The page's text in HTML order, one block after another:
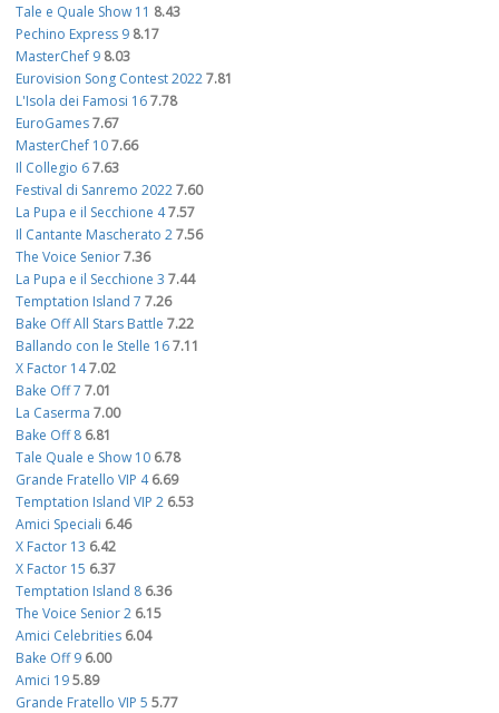
Tale e Quale Show 11 8.43
Pechino Express 9 8.17
MasterChef 9 8.03
Eurovision Song Contest 20227.81
L'Isola dei Famosi 167.78
EuroGames7.67
MasterChef 107.66
Il Collegio 67.63
Festival di Sanremo 20227.60
La Pupa e il Secchione 47.57
Il Cantante Mascherato 27.56
The Voice Senior7.36
La Pupa e il Secchione 3 7.44
Temptation Island 7 7.26
Bake Off All Stars Battle 7.22
Ballando con le Stelle 167.11
X Factor 147.02
Bake Off 7 7.01
La Caserma 7.00
Bake Off 8 6.81
Tale Quale e Show 10 6.78
Grande Fratello VIP 4 6.69
Temptation Island VIP 2 6.53
Amici Speciali 6.46
X Factor 13 6.42
X Factor 15 6.37
Temptation Island 8 6.36
The Voice Senior 2 6.15
Amici Celebrities 6.04
Bake Off 9 6.00
Amici 195.89
Grande Fratello VIP 5 5.77